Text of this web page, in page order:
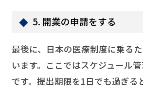
5. 開業の申請をする
最後に、日本の医療制度に乗る
います。ここではスケジュール
です。提出期限を1日でも過ぎる